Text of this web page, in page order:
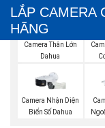
LẮP CAMERA
HÃNG
Camera Thân Lớn
Dahua
Camera Nhận Diện
Biển Số Dahua